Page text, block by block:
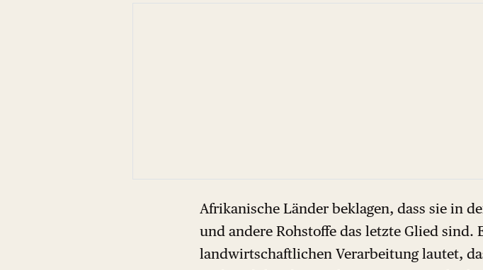
Afrikanische Länder beklagen, dass sie in
und andere Rohstoffe das letzte Glied sind.
landwirtschaftlichen Verarbeitung lautet,